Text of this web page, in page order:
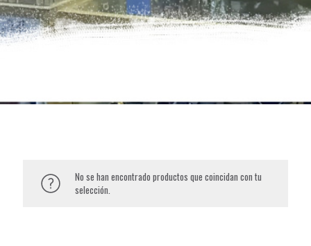
No se han encontrado productos que coincidan con tu
selección.